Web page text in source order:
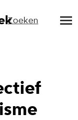
Zoeken